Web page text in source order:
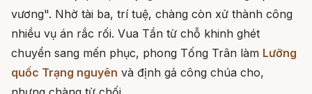
vương". Nhờ tài ba, trí tuệ, chàng còn xử thành công
nhiều vụ án rắc rối. Vua Tần từ chỗ khinh ghét
chuyển sang mến phục, phong Tống Trân làm Lưỡng
quốc Trạng nguyên và định gả công chúa cho,